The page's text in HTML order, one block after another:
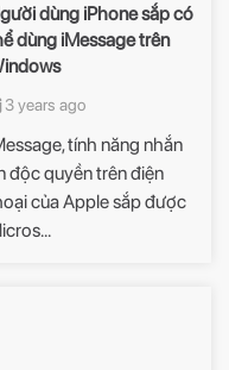
dùng iPhone sắp có
dùng iMessage trên
3 years ago
tính năng nhắn
độc quyền trên điện
của Apple sắp được